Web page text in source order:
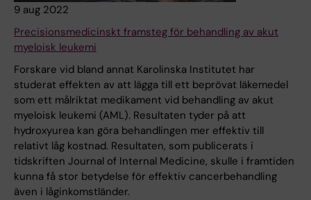
9 aug 2022
Precisionsmedicinskt framsteg för behandling av akut
myeloisk leukemi
Forskare vid bland annat Karolinska Institutet har
studerat effekten av att lägga till ett beprövat läkemedel
som ett målriktat medikament vid behandling av akut
myeloisk leukemi (AML). Resultaten tyder på att
hydroxyurea kan göra behandlingen mer effektiv till
relativt låg kostnad. Resultaten, som publicerats i
tidskriften Journal of Internal Medicine, skulle i framtiden
kunna få stor betydelse för effektiv cancerbehandling
även i låginkomstländer.